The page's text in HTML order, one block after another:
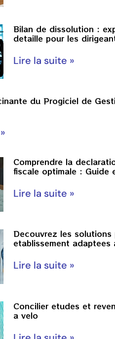
Bilan de dissolution :
detaille pour les
Lire la suite »
du Progiciel de
Comprendre la
fiscale optimale : Guide
Lire la suite »
Decouvrez les
etablissement adaptees
Lire la suite »
Concilier etudes et
a velo